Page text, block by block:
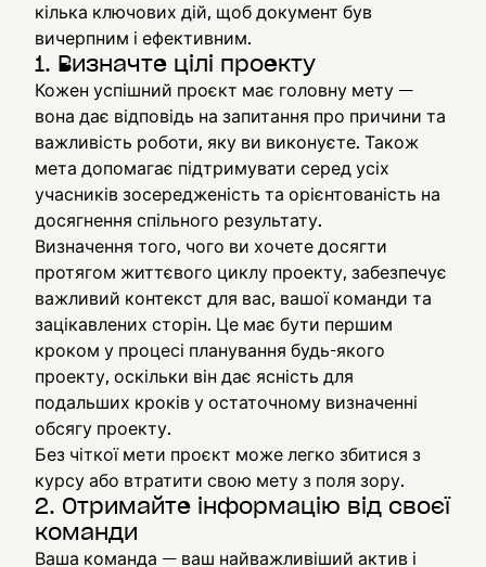
кілька ключових дій, щоб документ був
вичерпним і ефективним.
1. Визначте цілі проекту
Кожен успішний проєкт має головну мету —
вона дає відповідь на запитання про причини та
важливість роботи, яку ви виконуєте. Також
мета допомагає підтримувати серед усіх
учасників зосередженість та орієнтованість на
досягнення спільного результату.
Визначення того, чого ви хочете досягти
протягом життєвого циклу проекту, забезпечує
важливий контекст для вас, вашої команди та
зацікавлених сторін. Це має бути першим
кроком у процесі планування будь-якого
проекту, оскільки він дає ясність для
подальших кроків у остаточному визначенні
обсягу проекту.
Без чіткої мети проєкт може легко збитися з
курсу або втратити свою мету з поля зору.
2. Отримайте інформацію від своєї
команди
Ваша команда — ваш найважливіший актив і